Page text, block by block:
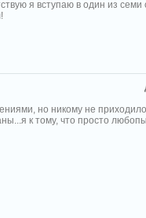
я вступаю в один из
но никому не
к тому, что просто